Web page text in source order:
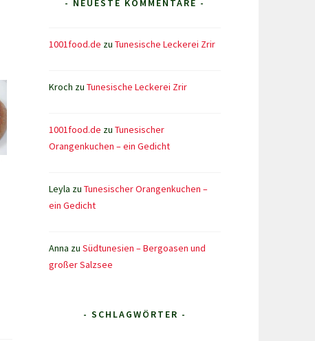
- NEUESTE KOMMENTARE -
1001food.de zu Tunesische Leckerei Zrir
Kroch zu Tunesische Leckerei Zrir
1001food.de zu Tunesischer
Orangenkuchen – ein Gedicht
Leyla zu Tunesischer Orangenkuchen –
ein Gedicht
Anna zu Südtunesien – Bergoasen und
großer Salzsee
- SCHLAGWÖRTER -